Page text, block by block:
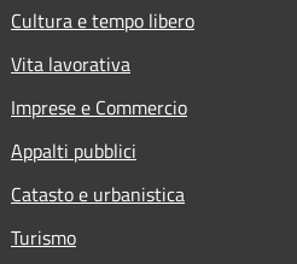
Cultura e tempo libero
Vita lavorativa
Imprese e Commercio
Appalti pubblici
Catasto e urbanistica
Turismo